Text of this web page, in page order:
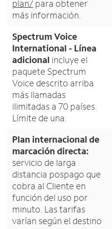
plan/ para obtener
más información.
Spectrum Voice
International - Línea
adicional incluye el
paquete Spectrum
Voice descrito arriba
más llamadas
ilimitadas a 70 países.
Límite de una.
Plan internacional de
marcación directa:
servicio de larga
distancia pospago que
cobra al Cliente en
función del uso por
minuto. Las tarifas
varían según el destino